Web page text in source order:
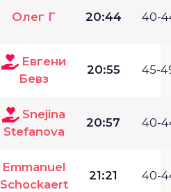
Олег Г 20:44 40-
Евгени
Бевз
20:55 45-
Snejina
Stefanova
20:57 40-
Emmanuel
Schockaert
21:21 40-